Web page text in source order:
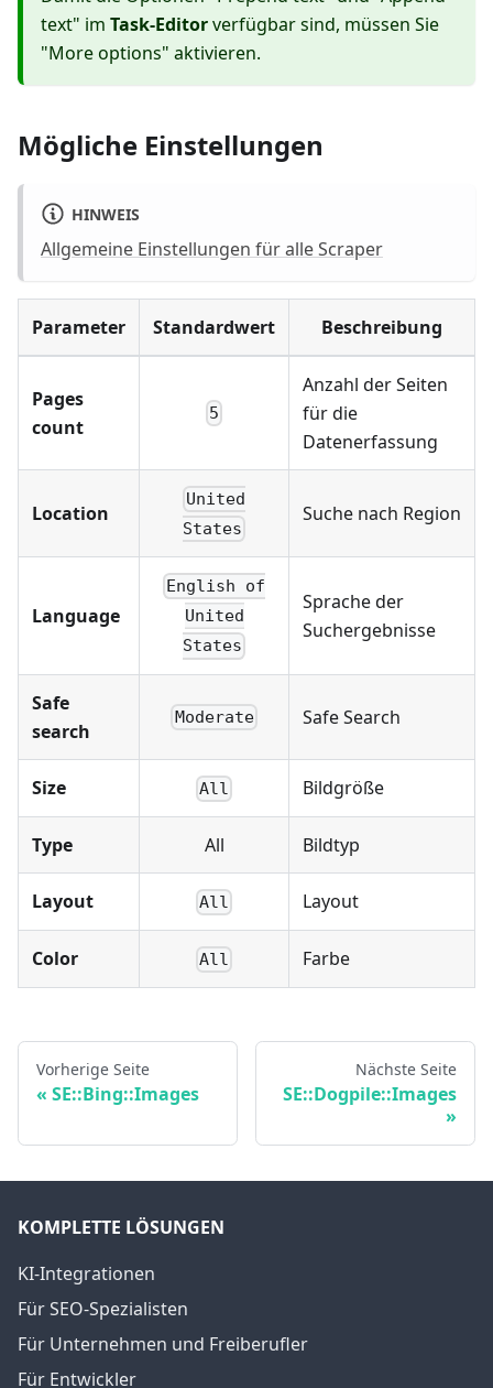
text" im Task-Editorverfügbar sind, müssen Sie
"More options" aktivieren.
Mögliche Einstellungen
HINWEIS
Allgemeine Einstellungen für alle Scraper
Parameter Standardwert Beschreibung
Pages
count
5
Anzahl der Seiten
für die
Datenerfassung
Location
United
States
Suche nach Region
Language
English of
United
States
Sprache der
Suchergebnisse
Safe
search
Moderate Safe Search
Size All Bildgröße
Type All Bildtyp
Layout All Layout
Color All Farbe
Vorherige Seite
SE::Bing::Images
Nächste Seite
SE::Dogpile::Images
KOMPLETTE LÖSUNGEN
KI-Integrationen
Für SEO-Spezialisten
Für Unternehmen und Freiberufler
Für Entwickler